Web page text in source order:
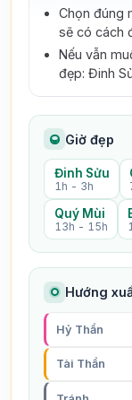
Chọn đúng
sẽ có cách
Nếu vẫn
đẹp: Đinh
Giờ đẹp
Đinh Sửu
1h - 3h
Quý Mùi
13h - 15h
Hướng
Hỷ Thần
Tài Thần